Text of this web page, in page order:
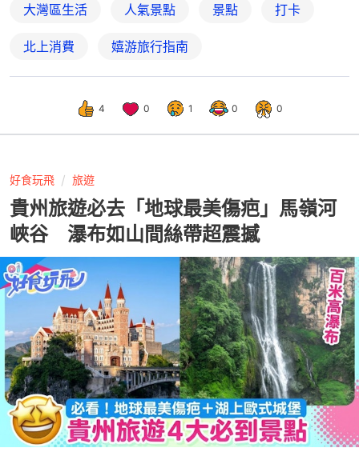
大灣區生活 人氣景點 景點 打卡
北上消費 嬉游旅行指南
4 0 1 0 0
好食玩飛 旅遊
貴州旅遊必去「地球最美傷疤」馬嶺河
峽谷 瀑布如山間絲帶超震撼